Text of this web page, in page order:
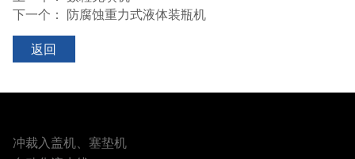
下一个： 防腐蚀重力式液体装瓶机
返回
冲裁入盖机、塞垫机